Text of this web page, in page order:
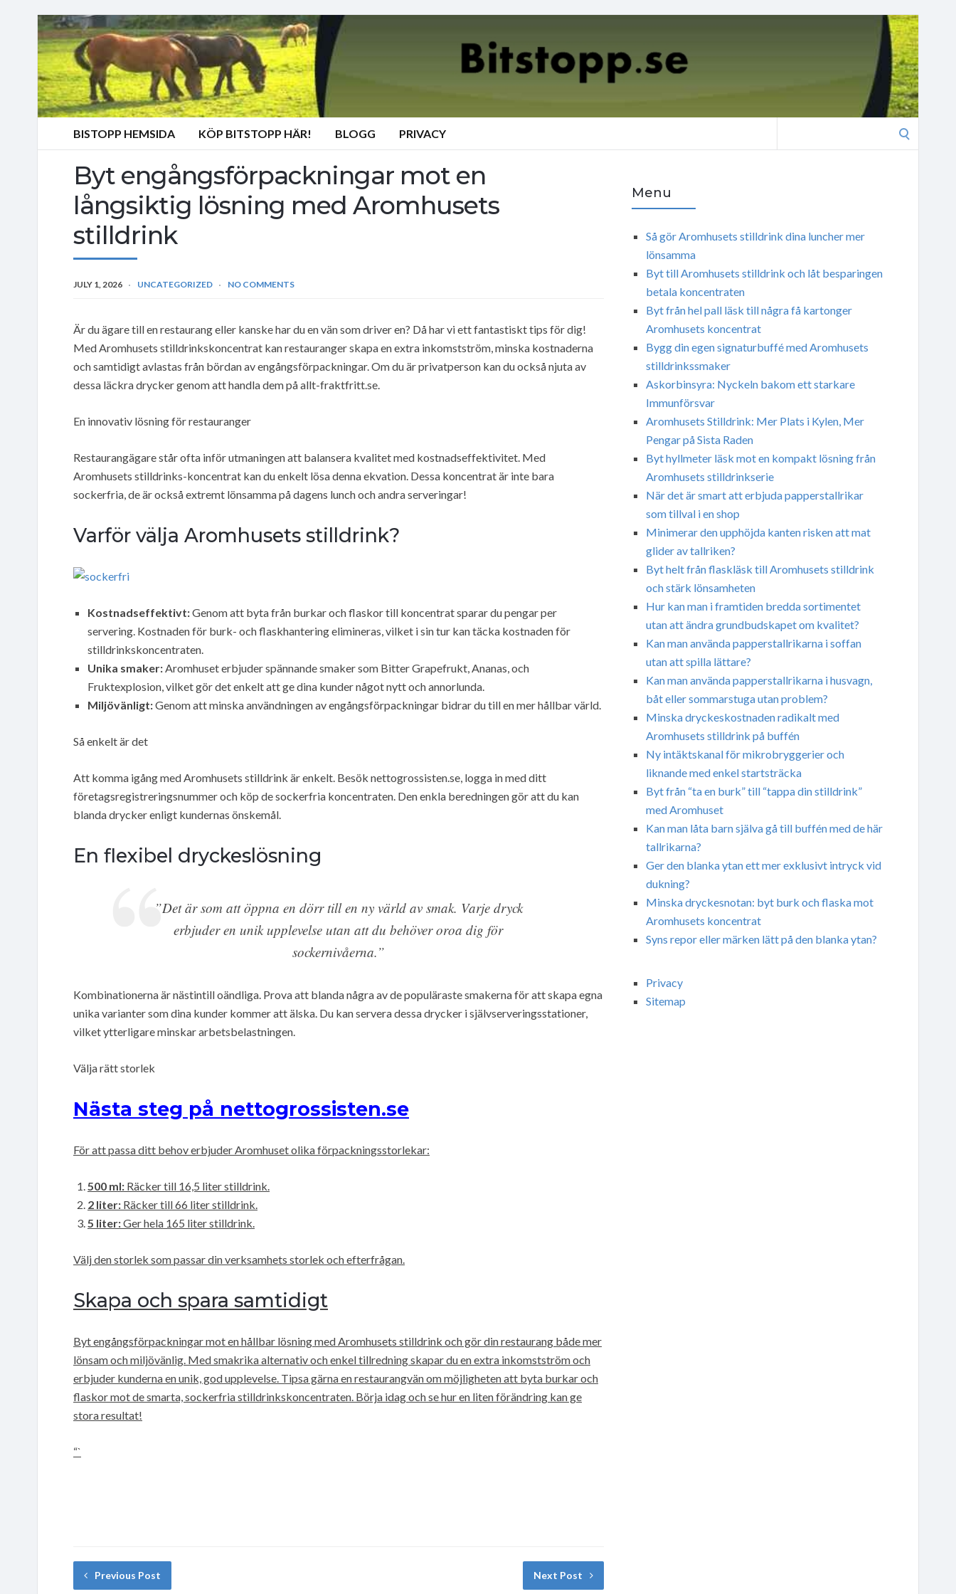
BISTOPP HEMSIDA KÖP BITSTOPP HÄR! BLOGG PRIVACY
Byt engångsförpackningar mot en
långsiktig lösning med Aromhusets
stilldrink
JULY 1, 2026 UNCATEGORIZED NO COMMENTS
Är du ägare till en restaurang eller kanske har du en vän som driver en? Då har vi ett fantastiskt tips för dig!
Med Aromhusets stilldrinkskoncentrat kan restauranger skapa en extra inkomstström, minska kostnaderna
och samtidigt avlastas från bördan av engångsförpackningar. Om du är privatperson kan du också njuta av
dessa läckra drycker genom att handla dem på allt-fraktfritt.se.
En innovativ lösning för restauranger
Restaurangägare står ofta inför utmaningen att balansera kvalitet med kostnadseffektivitet. Med
Aromhusets stilldrinks-koncentrat kan du enkelt lösa denna ekvation. Dessa koncentrat är inte bara
sockerfria, de är också extremt lönsamma på dagens lunch och andra serveringar!
Varför välja Aromhusets stilldrink?
Kostnadseffektivt:Genom att byta från burkar och flaskor till koncentrat sparar du pengar per
servering. Kostnaden för burk- och flaskhantering elimineras, vilket i sin tur kan täcka kostnaden för
stilldrinkskoncentraten.
Unika smaker:Aromhuset erbjuder spännande smaker som Bitter Grapefrukt, Ananas, och
Fruktexplosion, vilket gör det enkelt att ge dina kunder något nytt och annorlunda.
Miljövänligt:Genom att minska användningen av engångsförpackningar bidrar du till en mer hållbar värld.
Så enkelt är det
Att komma igång med Aromhusets stilldrink är enkelt. Besök nettogrossisten.se, logga in med ditt
företagsregistreringsnummer och köp de sockerfria koncentraten. Den enkla beredningen gör att du kan
blanda drycker enligt kundernas önskemål.
En flexibel dryckeslösning
”Det är som att öppna en dörr till en ny värld av smak. Varje dryck
erbjuder en unik upplevelse utan att du behöver oroa dig för
sockernivåerna.”
Kombinationerna är nästintill oändliga. Prova att blanda några av de populäraste smakerna för att skapa egna
unika varianter som dina kunder kommer att älska. Du kan servera dessa drycker i självserveringsstationer,
vilket ytterligare minskar arbetsbelastningen.
Välja rätt storlek
Nästa steg på nettogrossisten.se
För att passa ditt behov erbjuder Aromhuset olika förpackningsstorlekar:
500 ml: Räcker till 16,5 liter stilldrink.
2 liter: Räcker till 66 liter stilldrink.
5 liter:Ger hela 165 liter stilldrink.
Välj den storlek som passar din verksamhets storlek och efterfrågan.
Skapa och spara samtidigt
Byt engångsförpackningar mot en hållbar lösning med Aromhusets stilldrink och gör din restaurang både mer
lönsam och miljövänlig. Med smakrika alternativ och enkel tillredning skapar du en extra inkomstström och
erbjuder kunderna en unik, god upplevelse. Tipsa gärna en restaurangvän om möjligheten att byta burkar och
flaskor mot de smarta, sockerfria stilldrinkskoncentraten. Börja idag och se hur en liten förändring kan ge
stora resultat!
“`
Previous Post Next Post
Menu
Så gör Aromhusets stilldrink dina luncher mer
lönsamma
Byt till Aromhusets stilldrink och låt besparingen
betala koncentraten
Byt från hel pall läsk till några få kartonger
Aromhusets koncentrat
Bygg din egen signaturbuffé med Aromhusets
stilldrinkssmaker
Askorbinsyra: Nyckeln bakom ett starkare
Immunförsvar
Aromhusets Stilldrink: Mer Plats i Kylen, Mer
Pengar på Sista Raden
Byt hyllmeter läsk mot en kompakt lösning från
Aromhusets stilldrinkserie
När det är smart att erbjuda papperstallrikar
som tillval i en shop
Minimerar den upphöjda kanten risken att mat
glider av tallriken?
Byt helt från flaskläsk till Aromhusets stilldrink
och stärk lönsamheten
Hur kan man i framtiden bredda sortimentet
utan att ändra grundbudskapet om kvalitet?
Kan man använda papperstallrikarna i soffan
utan att spilla lättare?
Kan man använda papperstallrikarna i husvagn,
båt eller sommarstuga utan problem?
Minska dryckeskostnaden radikalt med
Aromhusets stilldrink på buffén
Ny intäktskanal för mikrobryggerier och
liknande med enkel startsträcka
Byt från “ta en burk” till “tappa din stilldrink”
med Aromhuset
Kan man låta barn själva gå till buffén med de här
tallrikarna?
Ger den blanka ytan ett mer exklusivt intryck vid
dukning?
Minska dryckesnotan: byt burk och flaska mot
Aromhusets koncentrat
Syns repor eller märken lätt på den blanka ytan?
Privacy
Sitemap